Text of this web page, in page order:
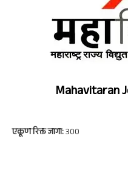
Mahavitaran
एकूण रिक्त जागा:300